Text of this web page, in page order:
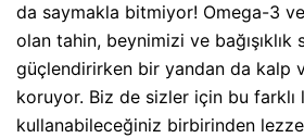
da saymakla bitmiyor! Omega-3
olan tahin, beynimizi ve bağışıklık
güçlendirirken bir yandan da kalp
koruyor. Biz de sizler için bu
kullanabileceğiniz birbirinden